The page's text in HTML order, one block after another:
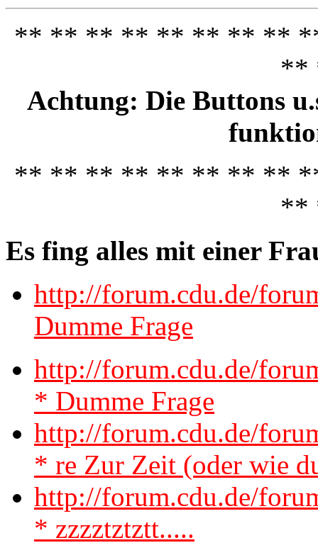
** ** ** ** ** ** ** **
**
Achtung: Die Buttons
** ** ** ** ** ** ** **
**
Es fing alles mit einer
http://forum.cdu.de/
Dumme Frage
http://forum.cdu.de/
* Dumme Frage
http://forum.cdu.de/
* re Zur Zeit (oder wie
http://forum.cdu.de/
* zzzztztztt.....